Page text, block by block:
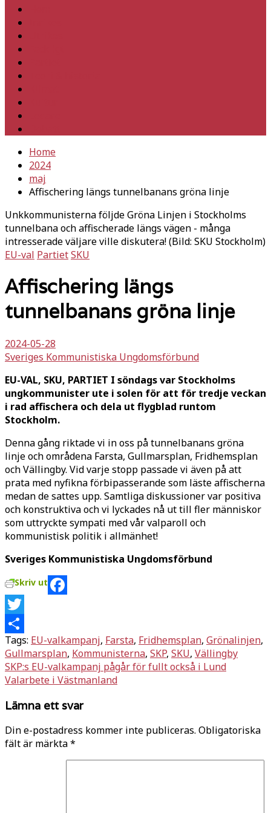
Home
2024
maj
Affischering längs tunnelbanans gröna linje
Unkkommunisterna följde Gröna Linjen i Stockholms
tunnelbana och affischerade längs vägen - många
intresserade väljare ville diskutera! (Bild: SKU Stockholm)
EU-val PartietSKU
Affischering längs
tunnelbanans gröna linje
2024-05-28
Sveriges Kommunistiska Ungdomsförbund
EU-VAL, SKU, PARTIET I söndags var Stockholms
ungkommunister ute i solen för att för tredje veckan
i rad affischera och dela ut flygblad runtom
Stockholm.
Denna gång riktade vi in oss på tunnelbanans gröna
linje och områdena Farsta, Gullmarsplan, Fridhemsplan
och Vällingby. Vid varje stopp passade vi även på att
prata med nyfikna förbipasserande som läste affischerna
medan de sattes upp. Samtliga diskussioner var positiva
och konstruktiva och vi lyckades nå ut till fler människor
som uttryckte sympati med vår valparoll och
kommunistisk politik i allmänhet!
Sveriges Kommunistiska Ungdomsförbund
Skriv ut
Facebook
Twitter
Dela
Tags: EU-valkampanj, Farsta, Fridhemsplan, Grönalinjen,
Gullmarsplan, Kommunisterna, SKP, SKU, Vällingby
Inläggsnavigering
SKP:s EU-valkampanj pågår för fullt också i Lund
Valarbete i Västmanland
Lämna ett svar
Din e-postadress kommer inte publiceras. Obligatoriska
fält är märkta*